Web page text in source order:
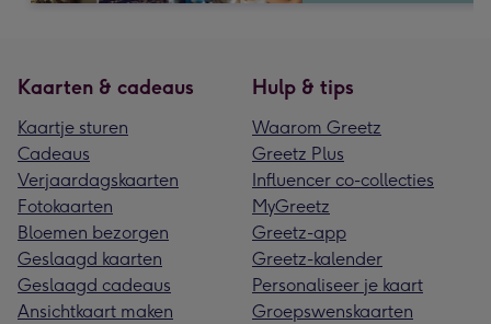
Kaarten & cadeaus
Kaartje sturen
Cadeaus
Verjaardagskaarten
Fotokaarten
Bloemen bezorgen
Geslaagd kaarten
Geslaagd cadeaus
Ansichtkaart maken
Hulp & tips
Waarom Greetz
Greetz Plus
Influencer co-collecties
MyGreetz
Greetz-app
Greetz-kalender
Personaliseer je kaart
Groepswenskaarten